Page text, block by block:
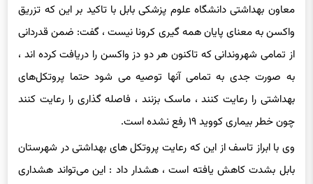
واکسن به معنای پایان همه گیری کرونا نیست ، گفت: ضمن قدردانی
از تمامی شهروندانی که تاکنون هر دو دز واکسن را دریافت کرده اند ،
به صورت جدی به تمامی آنها توصیه می شود حتما پروتکل‌های
بهداشتی را رعایت کنند ، ماسک بزنند ، فاصله گذاری را رعایت کنند
چون خطر بیماری کووید ۱۹ رفع نشده است.
وی با ابراز تاسف از این که رعایت پروتکل های بهداشتی در شهرستان
بابل بشدت کاهش یافته است ، هشدار داد : این می‌تواند هشداری
جدی برای موج ششم باشد.